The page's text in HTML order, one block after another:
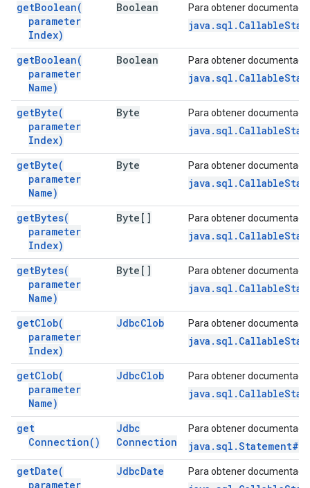
getBoolean(
parameter
Index)
Boolean Para obtener
getBoolean(
parameter
Name)
Boolean Para obtener
getByte(
parameter
Index)
Byte Para obtener
getByte(
parameter
Name)
Byte Para obtener
getBytes(
parameter
Index)
Byte[] Para obtener
getBytes(
parameter
Name)
Byte[] Para obtener
getClob(
parameter
Index)
JdbcClob Para obtener
getClob(
parameter
Name)
JdbcClob Para obtener
get
Connection( )
Jdbc
Connection
Para obtener
getDate(
parameter
JdbcDate Para obtener